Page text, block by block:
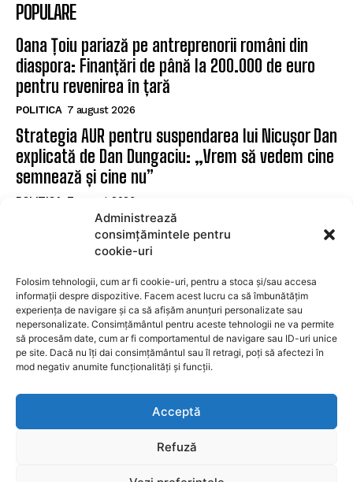
Administrează
consimțămintele pentru
cookie-uri
Folosim tehnologii, cum ar fi cookie-uri, pentru a stoca și/sau accesa
informații despre dispozitive. Facem acest lucru ca să îmbunătățim
experiența de navigare și ca să afișăm anunțuri personalizate sau
nepersonalizate. Consimțământul pentru aceste tehnologii ne va permite
să procesăm date, cum ar fi comportamentul de navigare sau ID-uri unice
pe site. Dacă nu îți dai consimțământul sau îl retragi, poți să afectezi în
mod negativ anumite funcționalități și funcții.
Acceptă
Refuză
POPULARE
Oana Țoiu pariază pe antreprenorii români din
diaspora: Finanțări de până la 200.000 de euro
pentru revenirea în țară
POLITICA 7 august 2026
Strategia AUR pentru suspendarea lui Nicușor Dan
explicată de Dan Dungaciu: „Vrem să vedem cine
semnează și cine nu”
POLITICA 7 august 2026
Câciu critică dur pe Bolojan pentru acuzațiile
aduse românilor care merg la mare
SUBSCRIBE
I WANT IN
Privacy Policy